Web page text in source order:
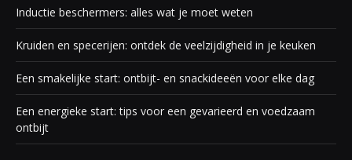
Inductie beschermers: alles wat je moet weten
Kruiden en specerijen: ontdek de veelzijdigheid in je keuken
Een smakelijke start: ontbijt- en snackideeën voor elke dag
Een energieke start: tips voor een gevarieerd en voedzaam
ontbijt